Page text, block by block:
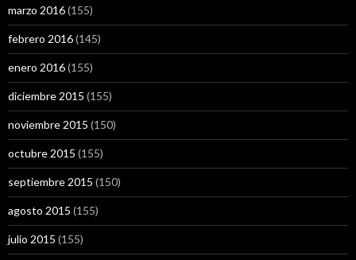
marzo 2016(155)
febrero 2016(145)
enero 2016(155)
diciembre 2015 (155)
noviembre 2015 (150)
octubre 2015 (155)
septiembre 2015 (150)
agosto 2015 (155)
julio 2015 (155)